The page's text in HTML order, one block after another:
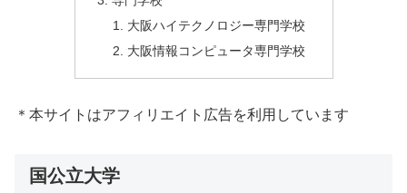
大阪ハイテクノロジー専門学校
大阪情報コンピュータ専門学校
＊本サイトはアフィリエイト広告を利用しています
国公立大学